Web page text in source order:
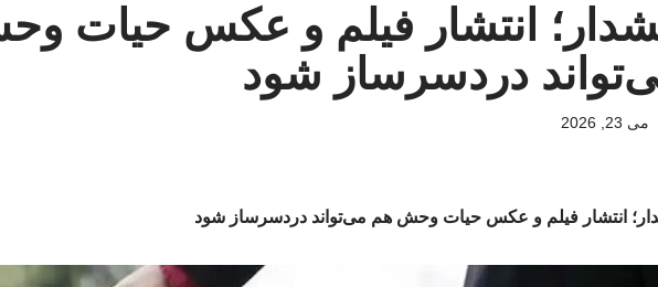
انتشار فیلم و عکس حیات
دردسرساز شود
می 23, 2026
انتشار فیلم و عکس حیات وحش هم می‌تواند دردسرساز شود